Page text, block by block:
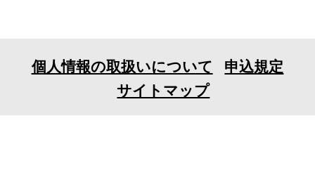
個人情報の取扱いについて
申込規定
サイトマップ